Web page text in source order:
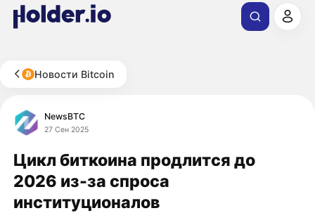
Новости Bitcoin
NewsBTC
27 Сен 2025
Цикл биткоина продлится до
2026 из-за спроса
институционалов